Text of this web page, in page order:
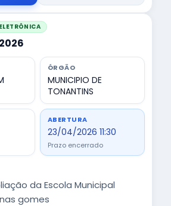
ÓRGÃO
MUNICIPIO DE
TONANTINS
ABERTURA
23/04/2026 11:30
Prazo encerrado
da Escola Municipal
gomes